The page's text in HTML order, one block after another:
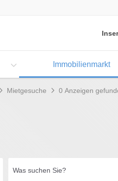
Immobilienmarkt
Mietgesuche 0 Anzeigen
suchen